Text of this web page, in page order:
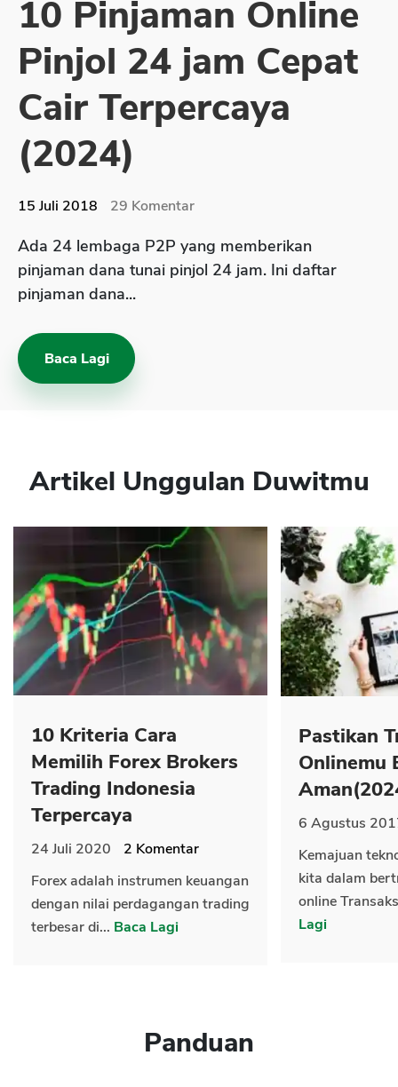
Sekuritas Saham
Bank Digital
Crypto
Assets Crypto
Exchange
Asuransi Kesehatan
Asuransi Syariah
10 Pinjaman Online
Pinjol 24 jam Cepat
Cair Terpercaya
(2024)
15 Juli 2018 29 Komentar
Ada 24 lembaga P2P yang memberikan
pinjaman dana tunai pinjol 24 jam. Ini daftar
pinjaman dana...
Baca Lagi
Artikel Unggulan Duwitmu
10 Kriteria Cara
Memilih Forex Brokers
Trading Indonesia
Terpercaya
24 Juli 2020 2 Komentar
Forex adalah instrumen keuangan
dengan nilai perdagangan trading
terbesar di... Baca Lagi
Pastikan
Onlinemu
6 Agustus
Kemajuan
kita dalam
online
Lagi
Panduan